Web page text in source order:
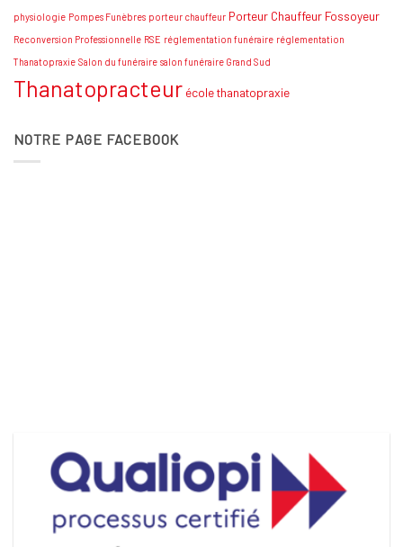
physiologie Pompes Funèbres porteur chauffeur Porteur Chauffeur Fossoyeur
Reconversion Professionnelle RSE réglementation funéraire réglementation
Thanatopraxie Salon du funéraire salon funéraire Grand Sud
Thanatopracteur école thanatopraxie
NOTRE PAGE FACEBOOK